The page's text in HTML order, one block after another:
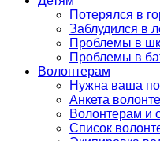
Потерялся в
Заблудился в
Проблемы в
Проблемы в
Волонтерам
Нужна ваша
Анкета
Волонтерам и
Список